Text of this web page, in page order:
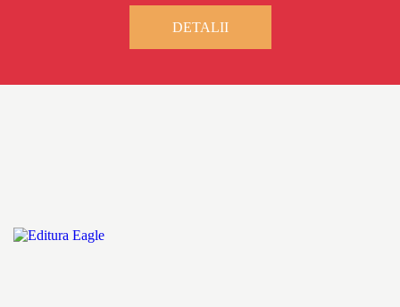
DETALII